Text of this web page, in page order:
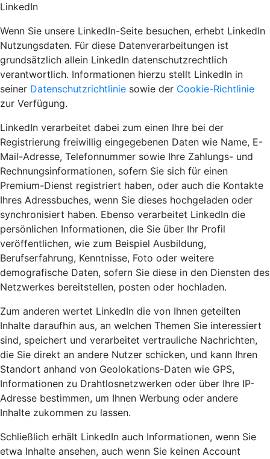
LinkedIn
Wenn Sie unsere LinkedIn-Seite besuchen, erhebt LinkedIn
Nutzungsdaten. Für diese Datenverarbeitungen ist
grundsätzlich allein LinkedIn datenschutzrechtlich
verantwortlich. Informationen hierzu stellt LinkedIn in
seiner Datenschutzrichtlinie sowie der Cookie-Richtlinie
zur Verfügung.
LinkedIn verarbeitet dabei zum einen Ihre bei der
Registrierung freiwillig eingegebenen Daten wie Name, E-
Mail-Adresse, Telefonnummer sowie Ihre Zahlungs- und
Rechnungsinformationen, sofern Sie sich für einen
Premium-Dienst registriert haben, oder auch die Kontakte
Ihres Adressbuches, wenn Sie dieses hochgeladen oder
synchronisiert haben. Ebenso verarbeitet LinkedIn die
persönlichen Informationen, die Sie über Ihr Profil
veröffentlichen, wie zum Beispiel Ausbildung,
Berufserfahrung, Kenntnisse, Foto oder weitere
demografische Daten, sofern Sie diese in den Diensten des
Netzwerkes bereitstellen, posten oder hochladen.
Zum anderen wertet LinkedIn die von Ihnen geteilten
Inhalte daraufhin aus, an welchen Themen Sie interessiert
sind, speichert und verarbeitet vertrauliche Nachrichten,
die Sie direkt an andere Nutzer schicken, und kann Ihren
Standort anhand von Geolokations-Daten wie GPS,
Informationen zu Drahtlosnetzwerken oder über Ihre IP-
Adresse bestimmen, um Ihnen Werbung oder andere
Inhalte zukommen zu lassen.
Schließlich erhält LinkedIn auch Informationen, wenn Sie
etwa Inhalte ansehen, auch wenn Sie keinen Account